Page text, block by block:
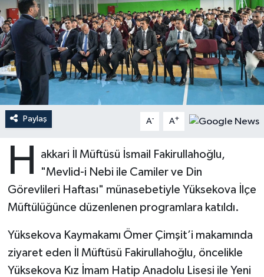
Paylaş A- A+
H
akkari İl Müftüsü İsmail Fakirullahoğlu,
"Mevlid-i Nebi ile Camiler ve Din
Görevlileri Haftası" münasebetiyle Yüksekova İlçe
Müftülüğünce düzenlenen programlara katıldı.
Yüksekova Kaymakamı Ömer Çimşit’i makamında
ziyaret eden İl Müftüsü Fakirullahoğlu, öncelikle
Yüksekova Kız İmam Hatip Anadolu Lisesi ile Yeni
Ardahan Müftülüğü
Artvin Müftülüğü
Aydın Müftülüğü
Balıkesir Müftülüğü
Batman Müftülüğü
Bayburt Müftülüğü
Bilecik Müftülüğü
Bingöl Müftülüğü
Kudüs
Kurban
Mukabele
Peygamberimizin Hayatı
Sahabeler
Zekat
Hutbeler
DİYANET AKADEMİ
DİYANET GENÇLİK
DİYANET RADYO/TV
Dünya
Eğitim
Kültür-Sanat